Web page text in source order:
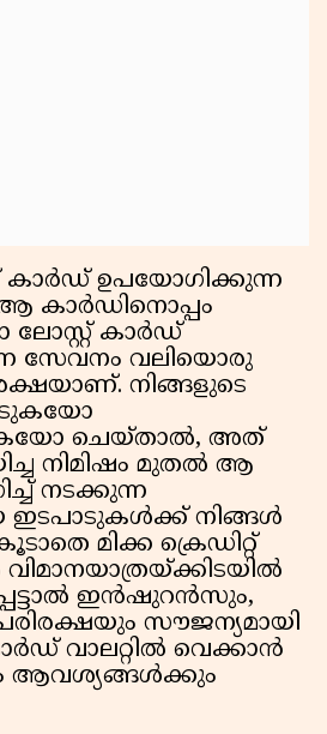
കാർഡ് ഉപയോഗിക്കുന്ന
കാർഡിനൊപ്പം
ലോസ്റ്റ് കാർഡ്
സേവനം വലിയൊരു
നിങ്ങളുടെ
ചെയ്താൽ, അത്
നിമിഷം മുതൽ ആ
നടക്കുന്ന
ഇടപാടുകൾക്ക് നിങ്ങൾ
മിക്ക ക്രെഡിറ്റ്
ഇൻഷുറൻസും,
സൗജന്യമായി
വാലറ്റിൽ വെക്കാൻ
ആവശ്യങ്ങൾക്കും